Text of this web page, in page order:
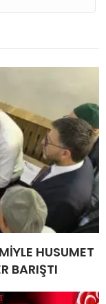
HUSUMET
BARIŞTI